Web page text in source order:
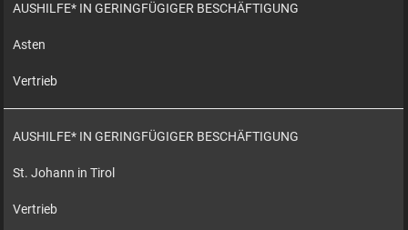
AUSHILFE* IN GERINGFÜGIGER BESCHÄFTIGUNG
Asten
Vertrieb
AUSHILFE* IN GERINGFÜGIGER BESCHÄFTIGUNG
St. Johann in Tirol
Vertrieb